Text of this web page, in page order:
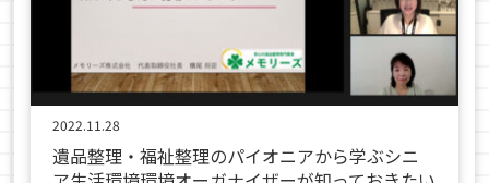
2022.11.28
遺品整理・福祉整理のパイオニアから学ぶシニ